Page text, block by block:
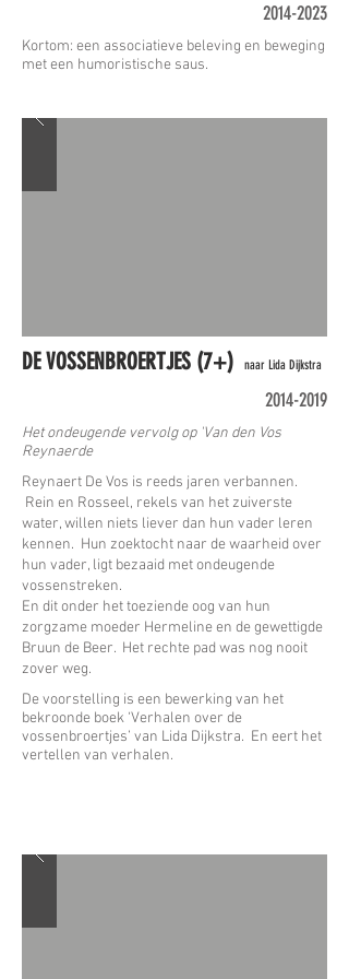
2014-2023
Kortom: een associatieve beleving en beweging
met een humoristische saus.
DE VOSSENBROERTJES (7+) naar Lida Dijkstra
2014-2019
Het ondeugende vervolg op 'Van den Vos
Reynaerde
Reynaert De Vos is reeds jaren verbannen.
Rein en Rosseel, rekels van het zuiverste
water, willen niets liever dan hun vader leren
kennen. Hun zoektocht naar de waarheid over
hun vader, ligt bezaaid met ondeugende
vossenstreken.
En dit onder het toeziende oog van hun
zorgzame moeder Hermeline en de gewettigde
Bruun de Beer. Het rechte pad was nog nooit
zover weg.
De voorstelling is een bewerking van het
bekroonde boek ‘Verhalen over de
vossenbroertjes’ van Lida Dijkstra. En eert het
vertellen van verhalen.